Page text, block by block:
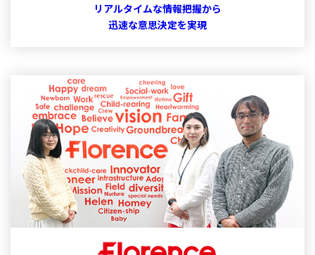
リアルタイムな情報把握から
迅速な意思決定を実現